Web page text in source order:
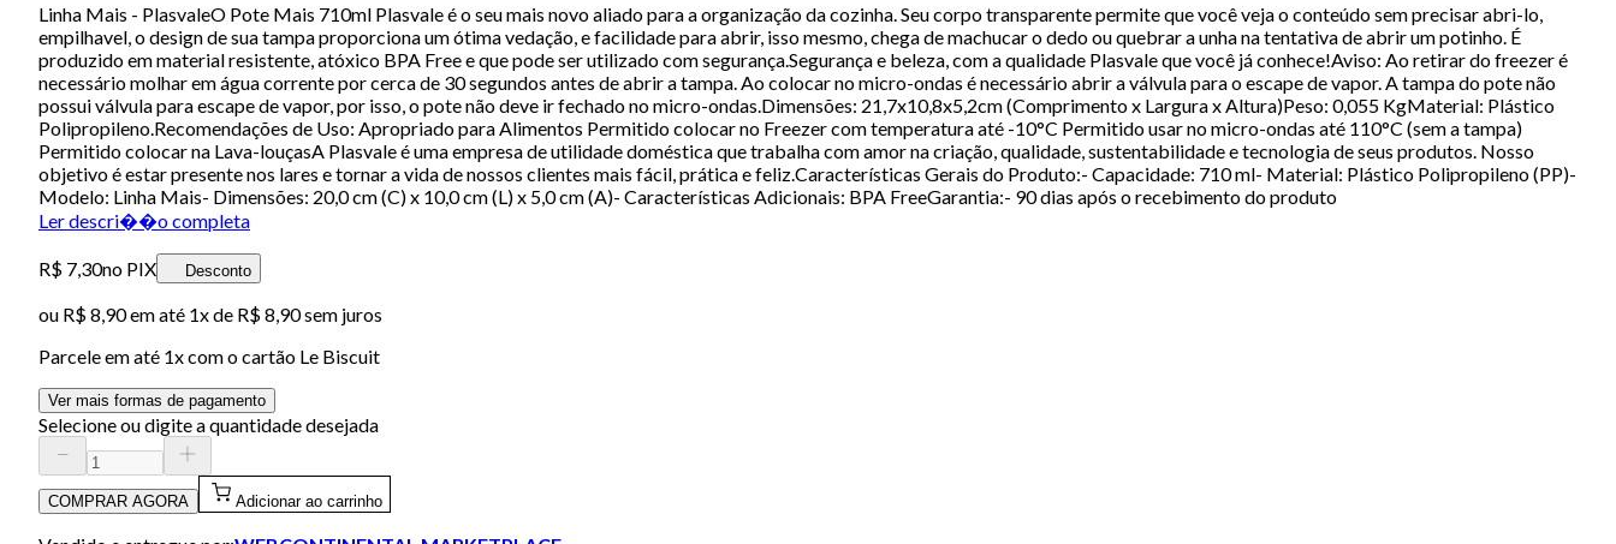
Linha Mais - PlasvaleO Pote Mais 710ml Plasvale é o seu mais novo aliado para a organização da cozinha. Seu corpo transparente permite que você veja o conteúdo sem precisar abri-lo,
empilhavel, o design de sua tampa proporciona um ótima vedação, e facilidade para abrir, isso mesmo, chega de machucar o dedo ou quebrar a unha na tentativa de abrir um potinho. É
produzido em material resistente, atóxico BPA Free e que pode ser utilizado com segurança.Segurança e beleza, com a qualidade Plasvale que você já conhece!Aviso: Ao retirar do freezer é
necessário molhar em água corrente por cerca de 30 segundos antes de abrir a tampa. Ao colocar no micro-ondas é necessário abrir a válvula para o escape de vapor. A tampa do pote não
possui válvula para escape de vapor, por isso, o pote não deve ir fechado no micro-ondas.Dimensões: 21,7x10,8x5,2cm (Comprimento x Largura x Altura)Peso: 0,055 KgMaterial: Plástico
Polipropileno.Recomendações de Uso: Apropriado para Alimentos Permitido colocar no Freezer com temperatura até -10°C Permitido usar no micro-ondas até 110°C (sem a tampa)
Permitido colocar na Lava-louçasA Plasvale é uma empresa de utilidade doméstica que trabalha com amor na criação, qualidade, sustentabilidade e tecnologia de seus produtos. Nosso
objetivo é estar presente nos lares e tornar a vida de nossos clientes mais fácil, prática e feliz.Características Gerais do Produto:- Capacidade: 710 ml- Material: Plástico Polipropileno (PP)-
Modelo: Linha Mais- Dimensões: 20,0 cm (C) x 10,0 cm (L) x 5,0 cm (A)- Características Adicionais: BPA FreeGarantia:- 90 dias após o recebimento do produto
Ler descri��o completa
R$ 7,30no PIX Desconto
ou R$ 8,90em até 1x de R$ 8,90sem juros
Parcele em até 1x com o cartão Le Biscuit
Ver mais formas de pagamento
Selecione ou digite a quantidade desejada
COMPRAR AGORA Adicionar ao carrinho